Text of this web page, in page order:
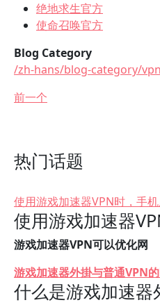
绝地求生官方
使命召唤官方
Blog Category
/zh-hans/blog-category/
前一个
热门话题
使用游戏加速器VPN时，手
使用游戏加速器
游戏加速器VPN可以优化网
游戏加速器外掛与普通VPN
什么是游戏加速器